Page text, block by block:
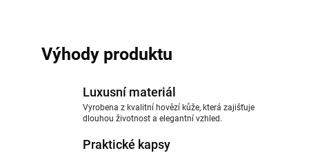
Výhody produktu
Luxusní materiál
Vyrobena z kvalitní hovězí kůže, která zajišťuje
dlouhou životnost a elegantní vzhled.
Praktické kapsy